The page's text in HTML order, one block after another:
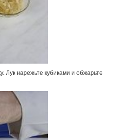
Лук нарежьте кубиками и обжарьте